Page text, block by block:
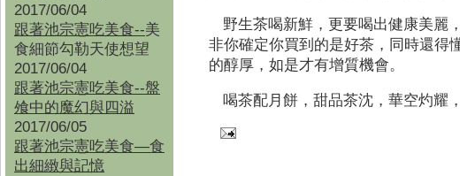
2017/06/04
跟著池宗憲吃美食--美
食細節勾勒天使想望
2017/06/04
跟著池宗憲吃美食--盤
飧中的魔幻與四溢
2017/06/05
跟著池宗憲吃美食—食
出細緻與記憶
野生茶喝新鮮，更要喝出健康美麗
非你確定你買到的是好茶，同時還得
的醇厚，如是才有增質機會。
喝茶配月餅，甜品茶沈，華空灼耀